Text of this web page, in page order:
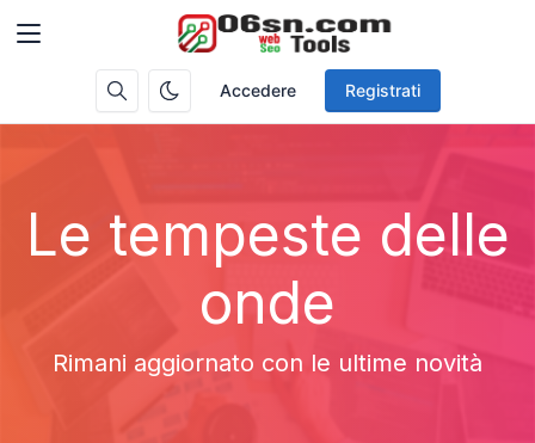
Accedere Registrati
Le tempeste delle
onde
Rimani aggiornato con le ultime novità